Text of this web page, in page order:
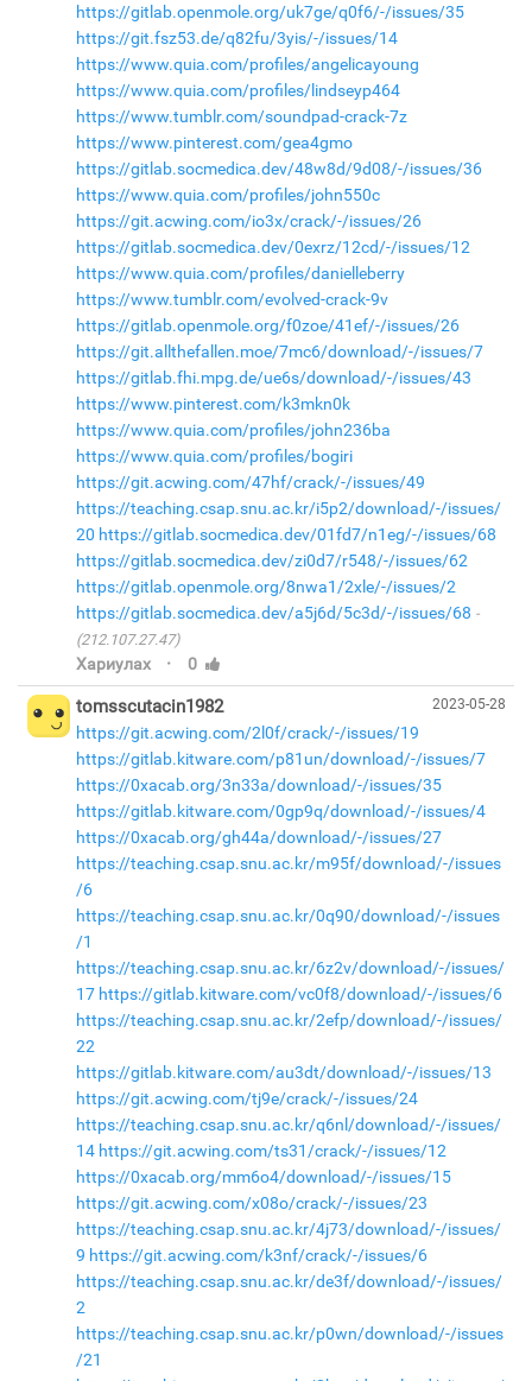
https://gitlab.openmole.org/uk7ge/q0f6/-/issues/35
https://git.fsz53.de/q82fu/3yis/-/issues/14
https://www.quia.com/profiles/angelicayoung
https://www.quia.com/profiles/lindseyp464
https://www.tumblr.com/soundpad-crack-7z
https://www.pinterest.com/gea4gmo
https://gitlab.socmedica.dev/48w8d/9d08/-/issues/36
https://www.quia.com/profiles/john550c
https://git.acwing.com/io3x/crack/-/issues/26
https://gitlab.socmedica.dev/0exrz/12cd/-/issues/12
https://www.quia.com/profiles/danielleberry
https://www.tumblr.com/evolved-crack-9v
https://gitlab.openmole.org/f0zoe/41ef/-/issues/26
https://git.allthefallen.moe/7mc6/download/-/issues/7
https://gitlab.fhi.mpg.de/ue6s/download/-/issues/43
https://www.pinterest.com/k3mkn0k
https://www.quia.com/profiles/john236ba
https://www.quia.com/profiles/bogiri
https://git.acwing.com/47hf/crack/-/issues/49
https://teaching.csap.snu.ac.kr/i5p2/download/-/issues/
20 https://gitlab.socmedica.dev/01fd7/n1eg/-/issues/68
https://gitlab.socmedica.dev/zi0d7/r548/-/issues/62
https://gitlab.openmole.org/8nwa1/2xle/-/issues/2
https://gitlab.socmedica.dev/a5j6d/5c3d/-/issues/68
(212.107.27.47)
Хариулах · 0
2023-05-28
tomsscutacin1982
https://git.acwing.com/2l0f/crack/-/issues/19
https://gitlab.kitware.com/p81un/download/-/issues/7
https://0xacab.org/3n33a/download/-/issues/35
https://gitlab.kitware.com/0gp9q/download/-/issues/4
https://0xacab.org/gh44a/download/-/issues/27
https://teaching.csap.snu.ac.kr/m95f/download/-/issues
/6
https://teaching.csap.snu.ac.kr/0q90/download/-/issues
/1
https://teaching.csap.snu.ac.kr/6z2v/download/-/issues/
17 https://gitlab.kitware.com/vc0f8/download/-/issues/6
https://teaching.csap.snu.ac.kr/2efp/download/-/issues/
22
https://gitlab.kitware.com/au3dt/download/-/issues/13
https://git.acwing.com/tj9e/crack/-/issues/24
https://teaching.csap.snu.ac.kr/q6nl/download/-/issues/
14 https://git.acwing.com/ts31/crack/-/issues/12
https://0xacab.org/mm6o4/download/-/issues/15
https://git.acwing.com/x08o/crack/-/issues/23
https://teaching.csap.snu.ac.kr/4j73/download/-/issues/
9 https://git.acwing.com/k3nf/crack/-/issues/6
https://teaching.csap.snu.ac.kr/de3f/download/-/issues/
2
https://teaching.csap.snu.ac.kr/p0wn/download/-/issues
/21